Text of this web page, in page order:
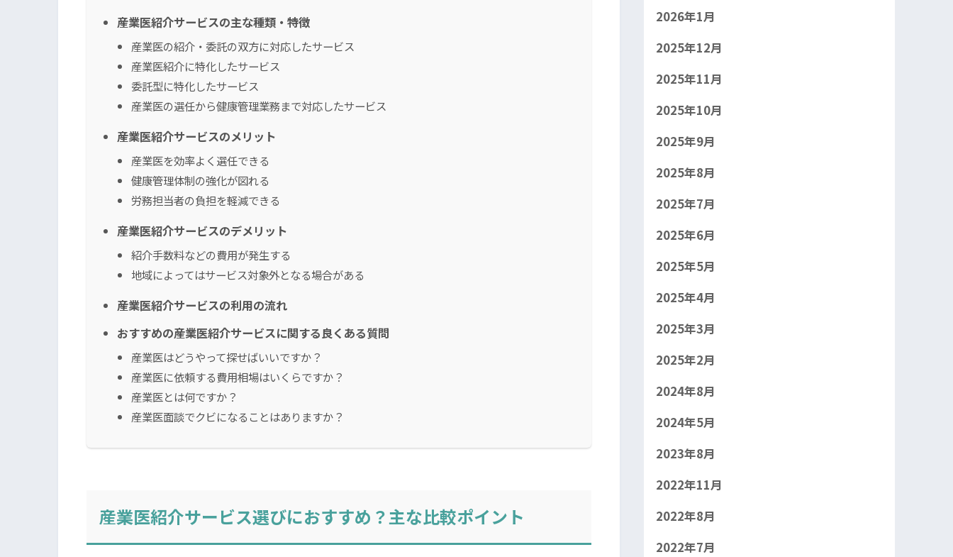
産業医紹介サービスの主な種類・特徴
産業医の紹介・委託の双方に対応したサービス
産業医紹介に特化したサービス
委託型に特化したサービス
産業医の選任から健康管理業務まで対応したサービス
産業医紹介サービスのメリット
産業医を効率よく選任できる
健康管理体制の強化が図れる
労務担当者の負担を軽減できる
産業医紹介サービスのデメリット
紹介手数料などの費用が発生する
地域によってはサービス対象外となる場合がある
産業医紹介サービスの利用の流れ
おすすめの産業医紹介サービスに関する良くある質問
産業医はどうやって探せばいいですか？
産業医に依頼する費用相場はいくらですか？
産業医とは何ですか？
産業医面談でクビになることはありますか？
産業医紹介サービス選びにおすすめ？主な比較ポイント
2026年1月
2025年12月
2025年11月
2025年10月
2025年9月
2025年8月
2025年7月
2025年6月
2025年5月
2025年4月
2025年3月
2025年2月
2024年8月
2024年5月
2023年8月
2022年11月
2022年8月
2022年7月